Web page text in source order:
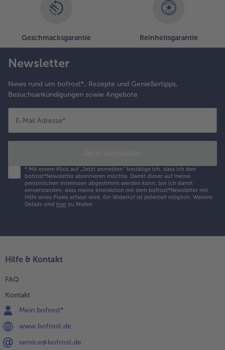
Geschmacksgarantie Reinheitsgarantie
Newsletter
News rund um bofrost*, Rezepte und Genießertipps,
Besuchsankündigungen sowie Angebote
E-Mail Adresse*
* Mit einem Klick auf „Jetzt anmelden" bestätige ich, dass ich den
bofrost*Newsletter abonnieren möchte. Damit dieser auf meine
persönlichen Interessen abgestimmt werden kann, bin ich damit
einverstanden, dass meine Interaktion mit dem bofrost*Newsletter mit
Hilfe eines Pixels erfasst wird. Ein Widerruf ist jederzeit möglich. Weitere
Details sind hier zu finden.
Hilfe & Kontakt
FAQ
Kontakt
Mein bofrost*
www.bofrost.de
service@bofrost.de